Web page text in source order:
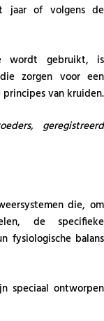
jaar of volgens de
wordt gebruikt, is
zorgen voor een
van kruiden.
geregistreerd
die, om
de specifieke
fysiologische balans
speciaal ontworpen